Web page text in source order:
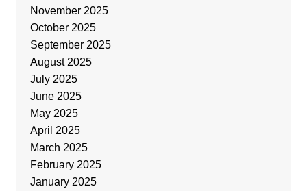
November 2025
October 2025
September 2025
August 2025
July 2025
June 2025
May 2025
April 2025
March 2025
February 2025
January 2025